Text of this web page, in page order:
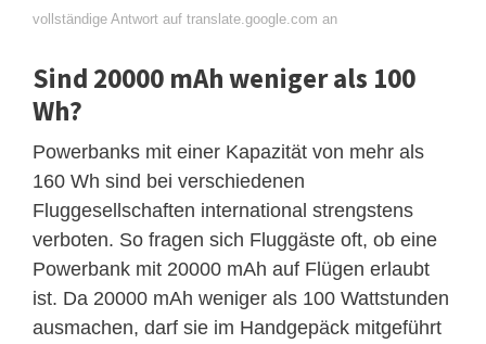
vollständige Antwort auf translate.google.com an
Sind 20000 mAh weniger als 100
Wh?
Powerbanks mit einer Kapazität von mehr als
160 Wh sind bei verschiedenen
Fluggesellschaften international strengstens
verboten. So fragen sich Fluggäste oft, ob eine
Powerbank mit 20000 mAh auf Flügen erlaubt
ist. Da 20000 mAh weniger als 100 Wattstunden
ausmachen, darf sie im Handgepäck mitgeführt